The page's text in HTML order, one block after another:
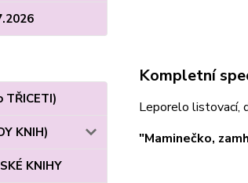
TŘICETI)
KNIH)
KNIHY
Kompletní
Leporelo listovací,
"Maminečko,